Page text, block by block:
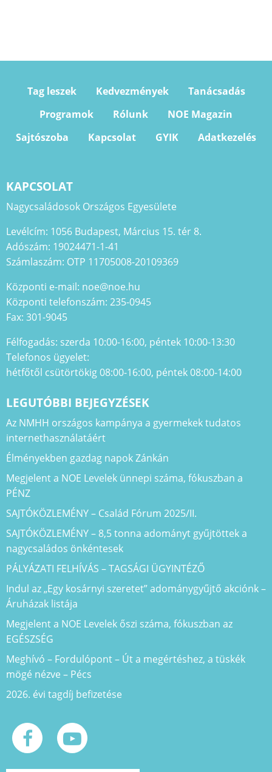
Tag leszek Kedvezmények
Tanácsadás
Programok
Rólunk
NOE Magazin
Sajtószoba
Kapcsolat GYIK Adatkezelés
KAPCSOLAT
Nagycsaládosok Országos Egyesülete
Levélcím: 1056 Budapest, Március 15. tér 8.
Adószám: 19024471-1-41
Számlaszám: OTP 11705008-20109369
Központi e-mail: noe@noe.hu
Központi telefonszám: 235-0945
Fax: 301-9045
Félfogadás: szerda 10:00-16:00, péntek 10:00-13:30
Telefonos ügyelet:
hétfőtől csütörtökig 08:00-16:00, péntek 08:00-14:00
LEGUTÓBBI BEJEGYZÉSEK
Az NMHH országos kampánya a gyermekek tudatos
internethasználatáért
Élményekben gazdag napok Zánkán
Megjelent a NOE Levelek ünnepi száma, fókuszban a
PÉNZ
SAJTÓKÖZLEMÉNY – Család Fórum 2025/II.
SAJTÓKÖZLEMÉNY – 8,5 tonna adományt gyűjtöttek a
nagycsaládos önkéntesek
PÁLYÁZATI FELHÍVÁS – TAGSÁGI ÜGYINTÉZŐ
Indul az „Egy kosárnyi szeretet” adománygyűjtő akciónk –
Áruházak listája
Megjelent a NOE Levelek őszi száma, fókuszban az
EGÉSZSÉG
Meghívó – Fordulópont – Út a megértéshez, a tüskék
mögé nézve – Pécs
2026. évi tagdíj befizetése